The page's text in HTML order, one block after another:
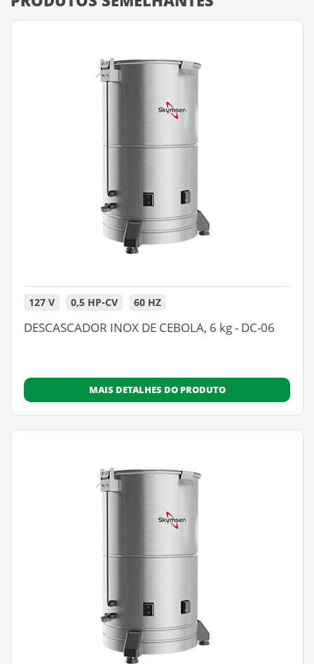
127 V 0,5 HP-CV 60 HZ
DESCASCADOR INOX DE CEBOLA, 6 kg - DC-06
MAIS DETALHES DO PRODUTO